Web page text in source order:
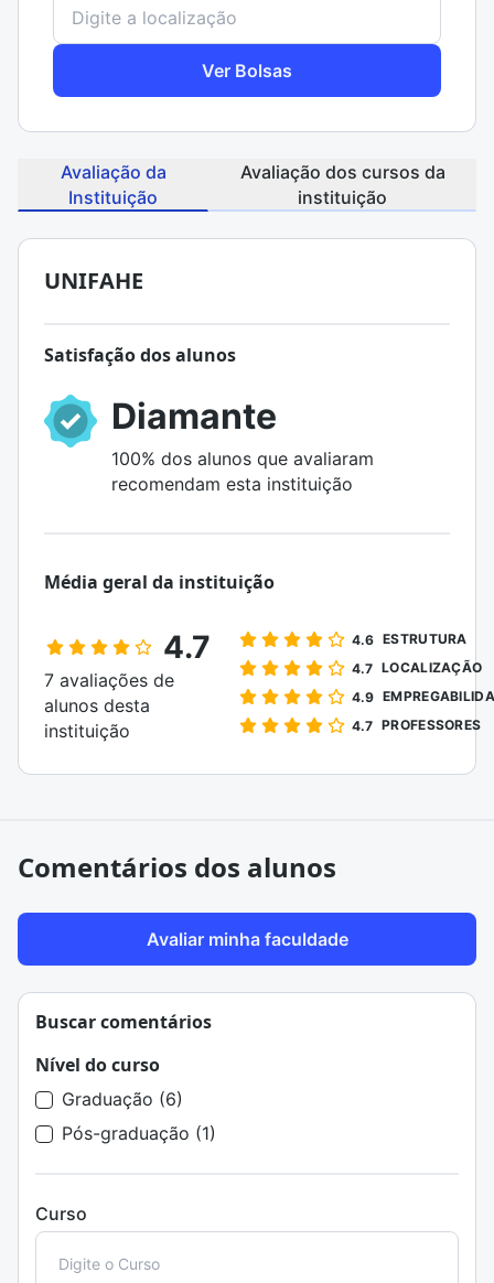
Ver Bolsas
Avaliação da
Instituição
Avaliação dos cursos da
instituição
UNIFAHE
Satisfação dos alunos
Diamante
100% dos alunos que avaliaram
recomendam esta instituição
Média geral da instituição
4.7
7 avaliações de
alunos desta
instituição
4.6 ESTRUTURA
4.7 LOCALIZAÇÃO
4.9
4.7 PROFESSORES
Comentários dos alunos
Avaliar minha faculdade
Buscar comentários
Nível do curso
Graduação (6)
Pós-graduação (1)
Curso